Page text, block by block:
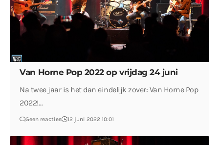
Van Horne Pop 2022 op vrijdag 24 juni
Na twee jaar is het dan eindelijk zover: Van Horne Pop
2022!…
Geen reacties 12 juni 2022 10:01